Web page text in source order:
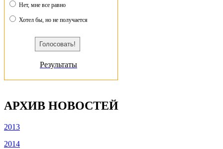
Нет, мне все равно
Хотел бы, но не получается
Результаты
АРХИВ НОВОСТЕЙ
2013
2014